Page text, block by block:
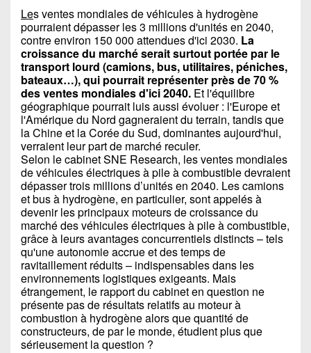
Les ventes mondiales de véhicules à hydrogène
pourraient dépasser les 3 millions d'unités en 2040,
contre environ 150 000 attendues d'ici 2030. La
croissance du marché serait surtout portée par le
transport lourd (camions, bus, utilitaires, péniches,
bateaux…), qui pourrait représenter près de 70 %
des ventes mondiales d'ici 2040. Et l'équilibre
géographique pourrait luis aussi évoluer : l'Europe et
l'Amérique du Nord gagneraient du terrain, tandis que
la Chine et la Corée du Sud, dominantes aujourd'hui,
verraient leur part de marché reculer.
Selon le cabinet SNE Research, les ventes mondiales
de véhicules électriques à pile à combustible devraient
dépasser trois millions d’unités en 2040. Les camions
et bus à hydrogène, en particulier, sont appelés à
devenir les principaux moteurs de croissance du
marché des véhicules électriques à pile à combustible,
grâce à leurs avantages concurrentiels distincts – tels
qu'une autonomie accrue et des temps de
ravitaillement réduits – indispensables dans les
environnements logistiques exigeants. Mais
étrangement, le rapport du cabinet en question ne
présente pas de résultats relatifs au moteur à
combustion à hydrogène alors que quantité de
constructeurs, de par le monde, étudient plus que
sérieusement la question ?